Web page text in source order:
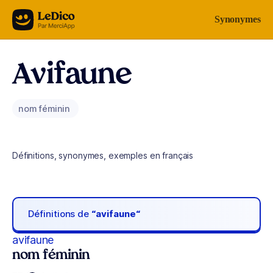
Aller au contenu Synonymes
Avifaune
nom féminin
Définitions, synonymes, exemples en français
Définitions de “avifaune“
avifaune
nom féminin